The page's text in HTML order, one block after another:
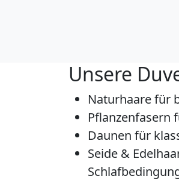
Unsere
Naturhaarefür
Pflanzenfasern
Daunen für
Seide &